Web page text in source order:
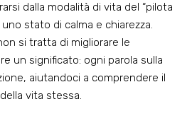
dalla modalità di vita del “pilota
stato di calma e chiarezza.
si tratta di migliorare le
un significato: ogni parola sulla
aiutandoci a comprendere il
vita stessa.